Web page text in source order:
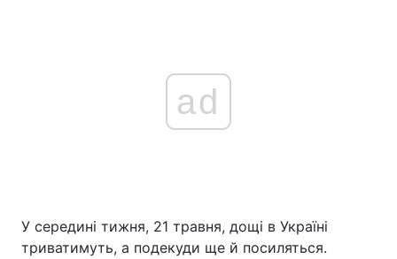
ad
У середині тижня, 21 травня, дощі в Україні
триватимуть, а подекуди ще й посиляться.